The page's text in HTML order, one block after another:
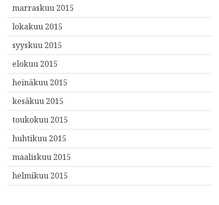
marraskuu 2015
lokakuu 2015
syyskuu 2015
elokuu 2015
heinäkuu 2015
kesäkuu 2015
toukokuu 2015
huhtikuu 2015
maaliskuu 2015
helmikuu 2015